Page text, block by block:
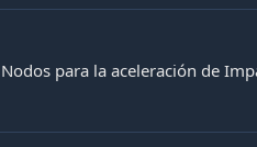
Nodos para la aceleración de